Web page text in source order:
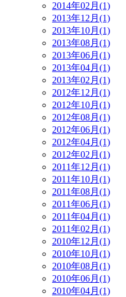
2014年02月(1)
2013年12月(1)
2013年10月(1)
2013年08月(1)
2013年06月(1)
2013年04月(1)
2013年02月(1)
2012年12月(1)
2012年10月(1)
2012年08月(1)
2012年06月(1)
2012年04月(1)
2012年02月(1)
2011年12月(1)
2011年10月(1)
2011年08月(1)
2011年06月(1)
2011年04月(1)
2011年02月(1)
2010年12月(1)
2010年10月(1)
2010年08月(1)
2010年06月(1)
2010年04月(1)